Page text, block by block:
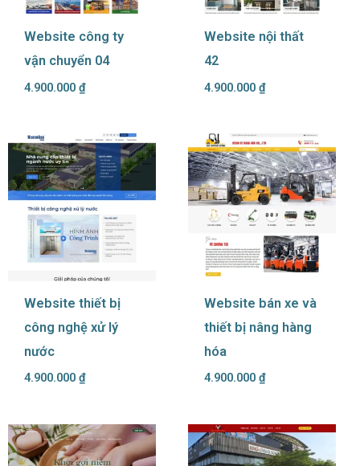
Website công ty
vận chuyển 04
4.900.000 ₫
Website nội thất
42
4.900.000 ₫
Website thiết bị
công nghệ xử lý
nước
4.900.000 ₫
Website bán xe và
thiết bị nâng hàng
hóa
4.900.000 ₫